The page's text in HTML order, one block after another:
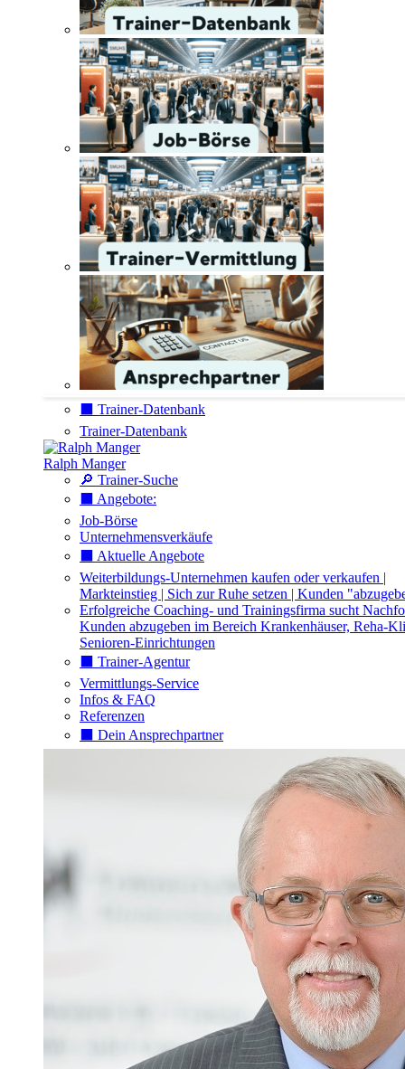
⬛️ Trainer-Datenbank
Trainer-Datenbank
Ralph Manger
🔎 Trainer-Suche
⬛️ Angebote:
Job-Börse
Unternehmensverkäufe
⬛️ Aktuelle Angebote
Weiterbildungs-Unternehmen kaufen oder verkaufen |
Markteinstieg | Sich zur Ruhe setzen | Kunden
Erfolgreiche Coaching- und Trainingsfirma sucht
Kunden abzugeben im Bereich Krankenhäuser, Reha-
Senioren-Einrichtungen
⬛️ Trainer-Agentur
Vermittlungs-Service
Infos & FAQ
Referenzen
⬛️ Dein Ansprechpartner